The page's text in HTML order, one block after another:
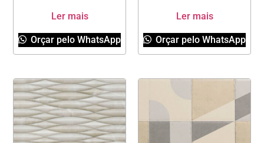
Ler mais
Orçar pelo WhatsApp
Ler mais
Orçar pelo WhatsApp